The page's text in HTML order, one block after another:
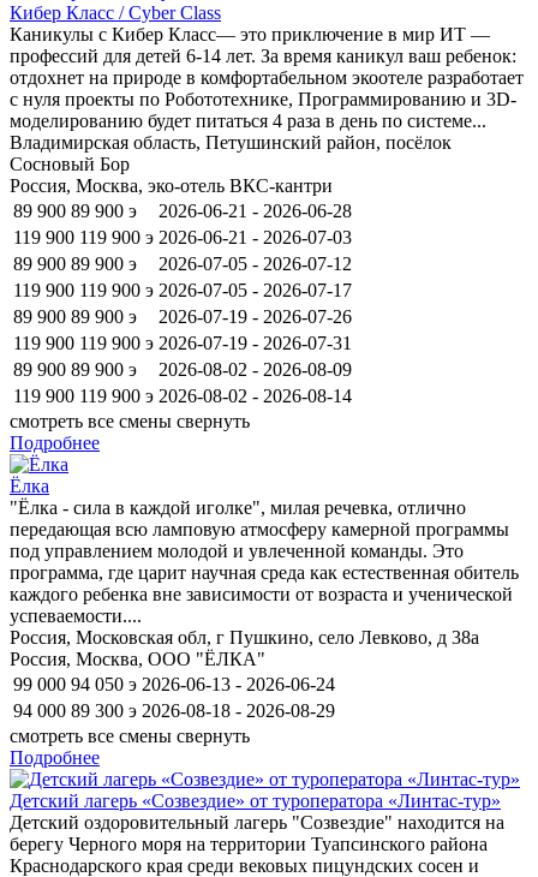
Кибер Класс / Cyber Class
Каникулы с Кибер Класс— это приключение в мир ИТ —
профессий для детей 6-14 лет. За время каникул ваш ребенок:
отдохнет на природе в комфортабельном экоотеле разработает
с нуля проекты по Робототехнике, Программированию и 3D-
моделированию будет питаться 4 раза в день по системе...
Владимирская область, Петушинский район, посёлок
Сосновый Бор
Россия, Москва, эко-отель ВКС-кантри
89 900 89 900 э
2026-06-21 - 2026-06-28
119 900 119 900 э 2026-06-21 - 2026-07-03
89 900 89 900 э
2026-07-05 - 2026-07-12
119 900 119 900 э 2026-07-05 - 2026-07-17
89 900 89 900 э
2026-07-19 - 2026-07-26
119 900 119 900 э 2026-07-19 - 2026-07-31
89 900 89 900 э
2026-08-02 - 2026-08-09
119 900 119 900 э 2026-08-02 - 2026-08-14
смотреть все смены свернуть
Подробнее
Ёлка
"Ёлка - сила в каждой иголке", милая речевка, отлично
передающая всю ламповую атмосферу камерной программы
под управлением молодой и увлеченной команды. Это
программа, где царит научная среда как естественная обитель
каждого ребенка вне зависимости от возраста и ученической
успеваемости....
Россия, Московская обл, г Пушкино, село Левково, д 38а
Россия, Москва, ООО "ЁЛКА"
99 000 94 050 э 2026-06-13 - 2026-06-24
94 000 89 300 э 2026-08-18 - 2026-08-29
смотреть все смены свернуть
Подробнее
Детский лагерь «Созвездие» от туроператора «Линтас-тур»
Детский оздоровительный лагерь "Созвездие" находится на
берегу Черного моря на территории Туапсинского района
Краснодарского края среди вековых пицундских сосен и